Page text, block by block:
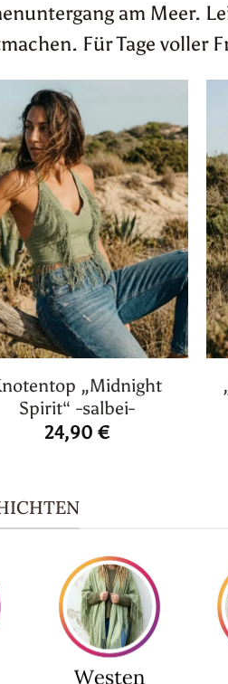
am Meer.
Für Tage voller
„Midnight
Spirit“ -salbei-
24,90 €